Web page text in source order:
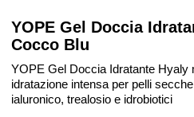
YOPE Gel Doccia
Cocco Blu
YOPE Gel Doccia Idratante Hyaly
idratazione intensa per pelli
ialuronico, trealosio e idrobiotici